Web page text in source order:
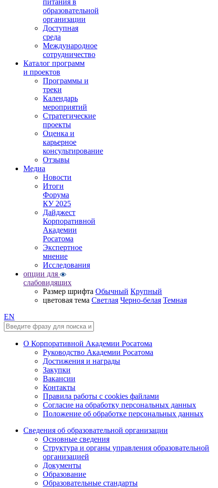
образовательной
организации
Доступная
среда
Международное
сотрудничество
Каталог программ
и проектов
Программы и
треки
Календарь
мероприятий
Стратегические
проекты
Оценка и
карьерное
консультирование
Отзывы
Медиа
Новости
Итоги
Форума
КУ 2025
Дайджест
Корпоративной
Академии
Росатома
Экспертное
мнение
Исследования
опции для
слабовидящих
Размер шрифта Обычный Крупный
цветовая тема Светлая Черно-белая Темная
EN
О Корпоративной Академии Росатома
Руководство Академии Росатома
Достижения и награды
Закупки
Вакансии
Контакты
Правила работы с cookies файлами
Согласие на обработку персональных данных
Положение об обработке персональных данных
Сведения об образовательной организации
Основные сведения
Структура и органы управления образовательной
организацией
Документы
Образование
Образовательные стандарты